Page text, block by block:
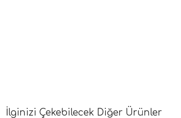
İlginizi Çekebilecek Diğer Ürünler